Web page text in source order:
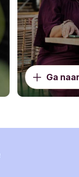
Ga